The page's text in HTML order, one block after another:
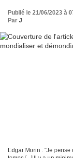
Publié le 21/06/2023 à
Par J
Edgar Morin : "Je